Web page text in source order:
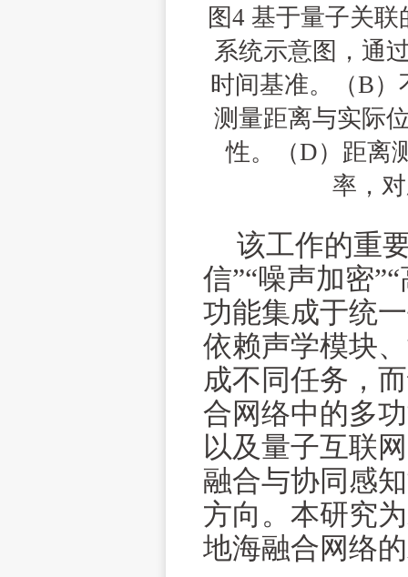
图4 基于量子关联
系统示意图，通
时间基准。（B）
测量距离与实际
性。（D）距离
率，
该工作的重
信”“噪声加密
功能集成于统
依赖声学模块
成不同任务，
合网络中的多
以及量子互联
融合与协同感
方向。本研究
地海融合网络